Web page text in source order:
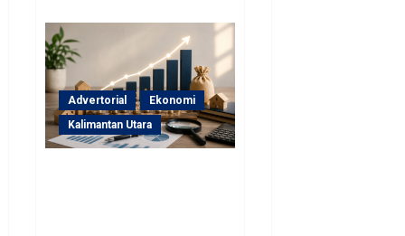
Kaltara
Tata
Ulang
Pengelolaan
Aset
untuk
Tambah
Pendapatan
Daerah
Advertorial
Ekonomi
Kalimantan Utara